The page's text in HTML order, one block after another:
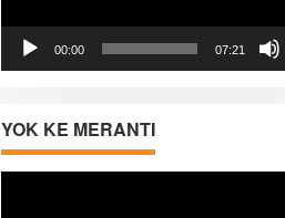
00:00 07:21
YOK KE MERANTI